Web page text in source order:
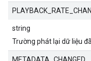
string
Trường phát lại dữ liệu